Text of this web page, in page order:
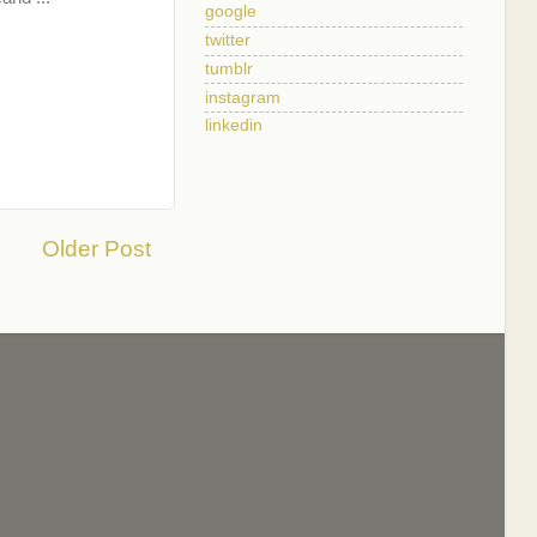
Older Post
google
twitter
tumblr
instagram
linkedin